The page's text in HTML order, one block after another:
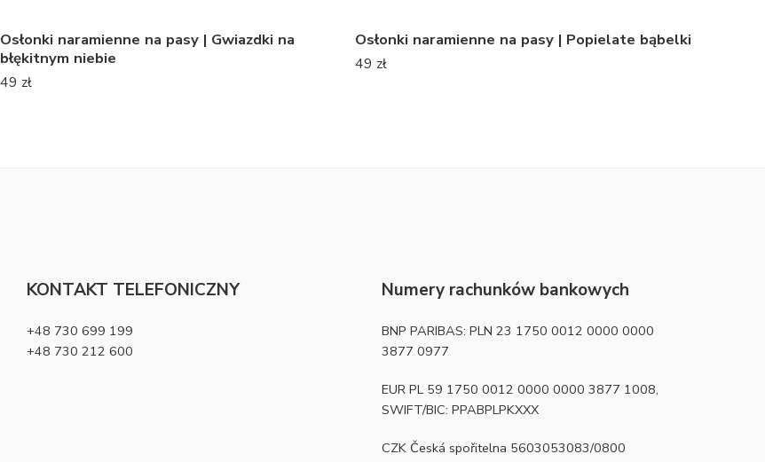
Osłonki naramienne na pasy | Popielate bąbelki
49zł
Wkładka do Cybex | Zielnik
239zł
KONTAKT TELEFONICZNY
+48 730 699 199
+48 730 212 600
Numery rachunków bankowych
BNP PARIBAS: PLN 23 1750 0012 0000 0000
3877 0977
EUR PL 59 1750 0012 0000 0000 3877 1008,
SWIFT/BIC: PPABPLPKXXX
CZK Česká spořitelna 5603053083/0800